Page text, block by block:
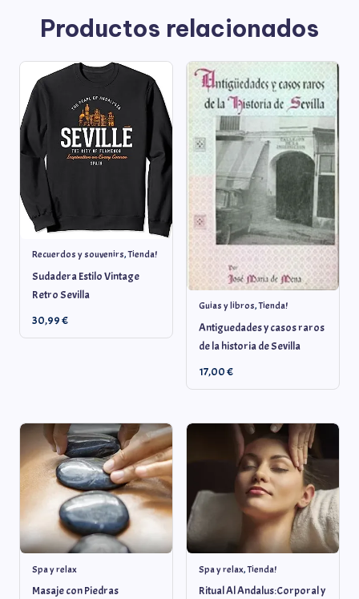
Productos relacionados
Recuerdos y souvenirs,Tienda!
Sudadera Estilo Vintage
Retro Sevilla
30,99€
Guias y libros,Tienda!
Antiguedades y casos raros
de la historia de Sevilla
17,00€
Spa y relax
Masaje con Piedras
Spa y relax,Tienda!
Ritual Al Andalus:Corporal y